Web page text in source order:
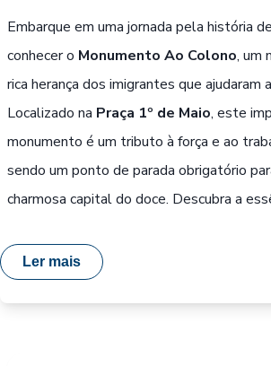
Embarque em uma jornada pela história
conhecer o Monumento Ao Colono, um
rica herança dos imigrantes que ajudaram
Localizado na Praça 1º de Maio, este
monumento é um tributo à força e ao
sendo um ponto de parada obrigatório
charmosa capital do doce. Descubra a
Ler mais